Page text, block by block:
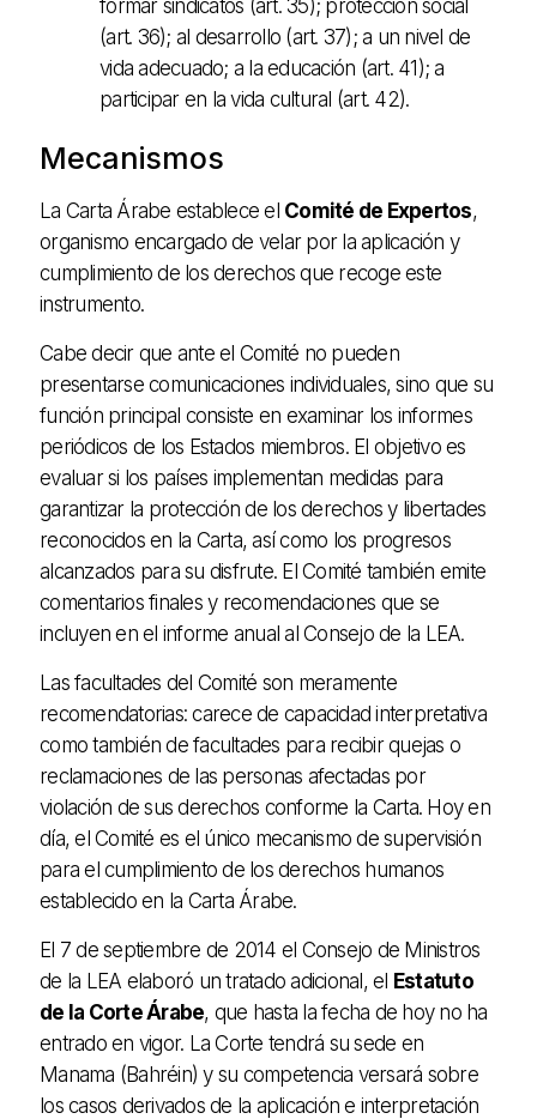
formar sindicatos (art. 35); protección social
(art. 36); al desarrollo (art. 37); a un nivel de
vida adecuado; a la educación (art. 41); a
participar en la vida cultural (art. 42).
Mecanismos
La Carta Árabe establece el Comité de Expertos,
organismo encargado de velar por la aplicación y
cumplimiento de los derechos que recoge este
instrumento.
Cabe decir que ante el Comité no pueden
presentarse comunicaciones individuales, sino que su
función principal consiste en examinar los informes
periódicos de los Estados miembros. El objetivo es
evaluar si los países implementan medidas para
garantizar la protección de los derechos y libertades
reconocidos en la Carta, así como los progresos
alcanzados para su disfrute. El Comité también emite
comentarios finales y recomendaciones que se
incluyen en el informe anual al Consejo de la LEA.
Las facultades del Comité son meramente
recomendatorias: carece de capacidad interpretativa
como también de facultades para recibir quejas o
reclamaciones de las personas afectadas por
violación de sus derechos conforme la Carta. Hoy en
día, el Comité es el único mecanismo de supervisión
para el cumplimiento de los derechos humanos
establecido en la Carta Árabe.
El 7 de septiembre de 2014 el Consejo de Ministros
de la LEA elaboró un tratado adicional, el Estatuto
de la Corte Árabe, que hasta la fecha de hoy no ha
entrado en vigor. La Corte tendrá su sede en
Manama (Bahréin) y su competencia versará sobre
los casos derivados de la aplicación e interpretación